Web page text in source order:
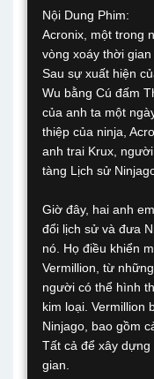
Nội Dung Phim:
Acronix, một trong
vòng xoáy thời
Sau sự xuất hiện
Wu bằng Cú đấm
của anh ta một
thiệp của ninja,
anh trai Krux,
tàng Lịch sử
Giờ đây, hai anh
đổi lịch sử và đưa
nó. Họ điều khiển
Vermillion, từ
người có thể hình
kim loại. Vermillion
Ninjago, bao gồm
Tất cả để xây
gian.